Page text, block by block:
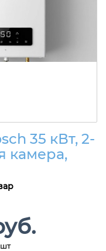
35 кВт, 2-
камера,